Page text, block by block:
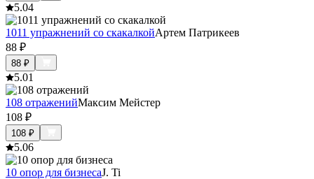
5.04
1011 упражнений со скакалкойАртем Патрикеев
88 ₽
88 ₽
5.01
108 отраженийМаксим Мейстер
108 ₽
108 ₽
5.06
10 опор для бизнесаJ. Ti